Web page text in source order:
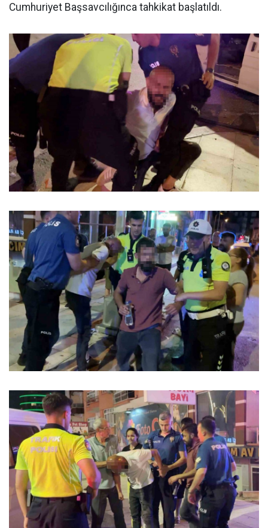
Cumhuriyet Başsavcılığınca tahkikat başlatıldı.